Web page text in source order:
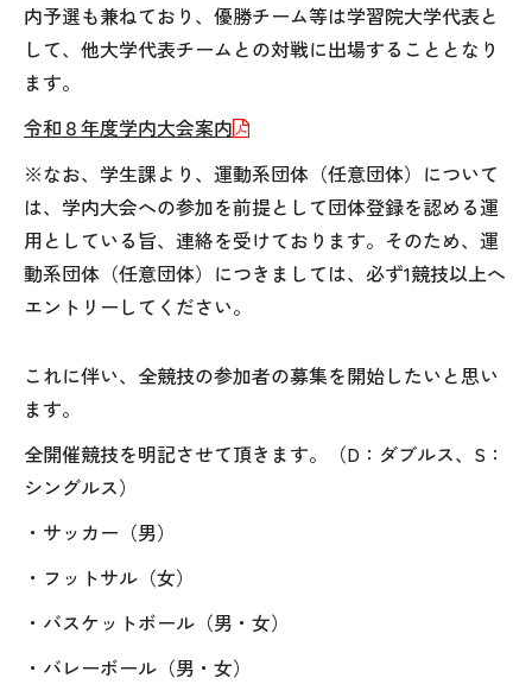
内予選も兼ねており、優勝チーム等は学習院大学代表と
して、他大学代表チームとの対戦に出場することとなり
ます。
令和８年度学内大会案内
※なお、学生課より、運動系団体（任意団体）について
は、学内大会への参加を前提として団体登録を認める運
用としている旨、連絡を受けております。そのため、運
動系団体（任意団体）につきましては、必ず1競技以上へ
エントリーしてください。
これに伴い、全競技の参加者の募集を開始したいと思い
ます。
全開催競技を明記させて頂きます。（D ：ダブルス、 S ：
シングルス）
・サッカー（男）
・フットサル（女）
・バスケットボール（男・女）
・バレーボール（男・女）